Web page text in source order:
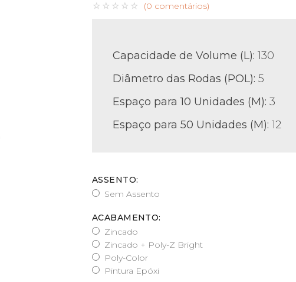
(0 comentários)
Capacidade de Volume (L): 130
Diâmetro das Rodas (POL): 5
Espaço para 10 Unidades (M): 3
Espaço para 50 Unidades (M): 12
ASSENTO:
Sem Assento
ACABAMENTO:
Zincado
Zincado + Poly-Z Bright
Poly-Color
Pintura Epóxi